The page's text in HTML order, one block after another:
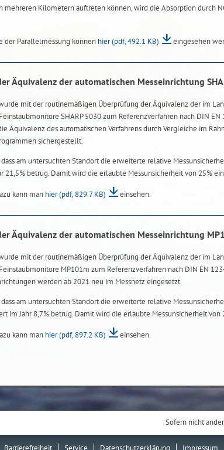
mehreren Kilometern auftreten können, wird die Absorption durch
der Parallelmessung können hier(pdf, 492.1 KB) eingesehen
Äquivalenz der automatischen Messeinrichtung
mit der routinemäßigen Überprüfung der Äquivalenz der im
SHARP 5030 zum Referenzverfahren nach DIN
Äquivalenz des automatischen Verfahrens durch Vergleiche im
sichergestellt.
dass am untersuchten Standort die erweiterte relative
21,5% betrug. Damit wird die erlaubte Messunsicherheit von 25%
kann man hier(pdf, 829.7 KB) einsehen.
Äquivalenz der automatischen Messeinrichtung
mit der routinemäßigen Überprüfung der Äquivalenz der im
MP101m zum Referenzverfahren nach DIN EN
werden ab 2021 neu im Messnetz eingesetzt.
dass am untersuchten Standort die erweiterte relative
im Jahr 8,7% betrug. Damit wird die erlaubte Messunsicherheit von
kann man hier(pdf, 897.2 KB) einsehen.
Sofern nicht